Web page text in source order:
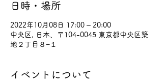
日時・場所
2022年10月08日 17:00 – 20:00
中央区, 日本、〒104-0045 東京都中央区築
地２丁目８−１
イベントについて